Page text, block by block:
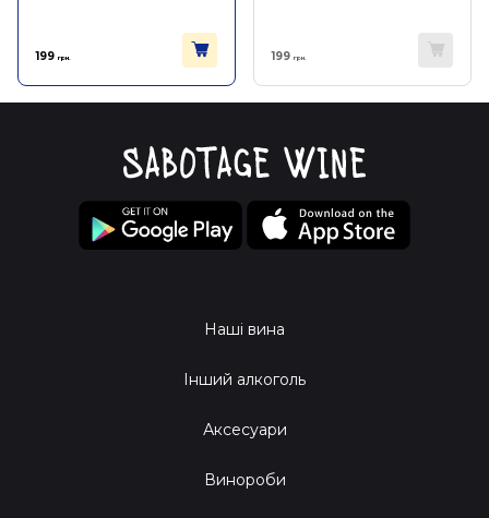
199 грн. 199 грн.
Наші вина
Інший алкоголь
Аксесуари
Винороби